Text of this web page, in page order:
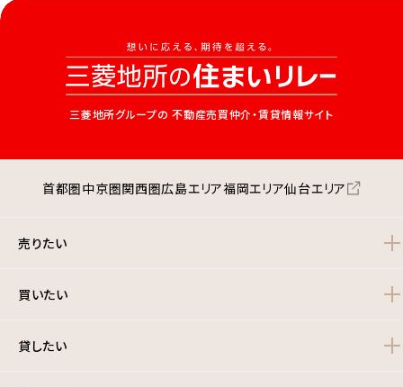
三菱地所グループの 不動産売買仲介・賃貸情報サイト
首都圏中京圏関西圏広島エリア福岡エリア仙台エリア
売りたい
買いたい
貸したい